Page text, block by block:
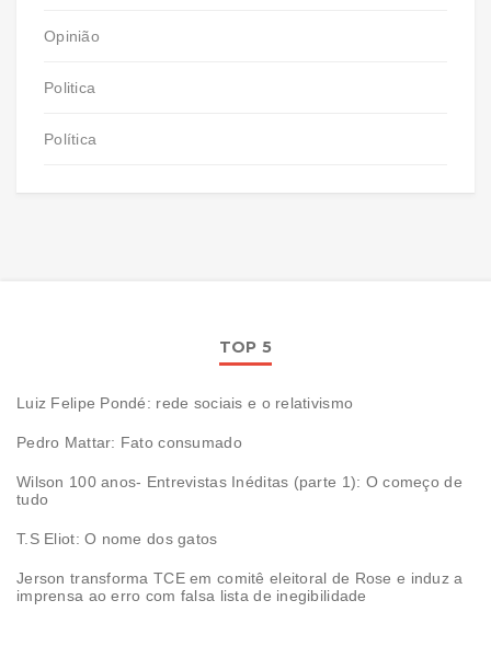
Opinião
Politica
Política
TOP 5
Luiz Felipe Pondé: rede sociais e o relativismo
Pedro Mattar: Fato consumado
Wilson 100 anos- Entrevistas Inéditas (parte 1): O começo de
tudo
T.S Eliot: O nome dos gatos
Jerson transforma TCE em comitê eleitoral de Rose e induz a
imprensa ao erro com falsa lista de inegibilidade